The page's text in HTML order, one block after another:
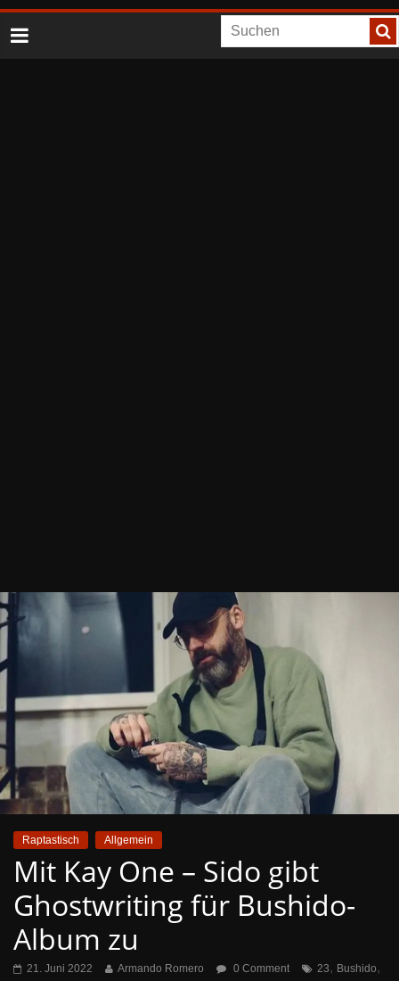
Raptastisch Allgemein
Mit Kay One – Sido gibt
Ghostwriting für Bushido-
Album zu
21. Juni 2022 Armando Romero 0 Comment 23, Bushido,